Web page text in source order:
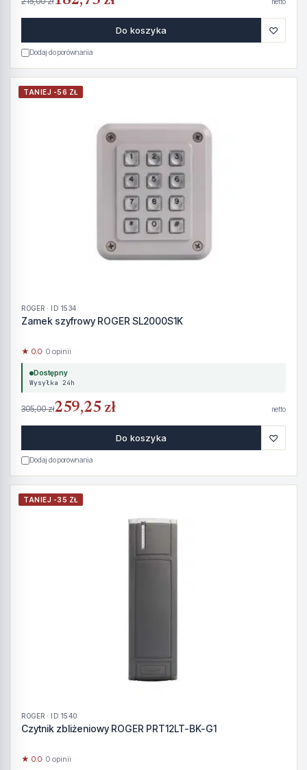
Do koszyka ♡
Dodaj do porównania
TANIEJ -56 ZŁ
ROGER · ID 1534
Zamek szyfrowy ROGER SL2000S1K
★ 0.0· 0 opinii
Dostępny
Wysyłka 24h
305,00 zł259,25 zł netto
Do koszyka ♡
Dodaj do porównania
TANIEJ -35 ZŁ
ROGER · ID 1540
Czytnik zbliżeniowy ROGER PRT12LT-BK-G1
★ 0.0· 0 opinii